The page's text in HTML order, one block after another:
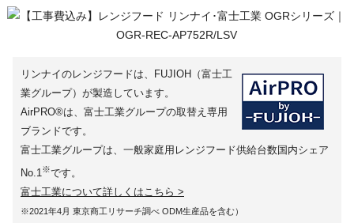
リンナイのレンジフードは、FUJIOH（富士工
業グループ）が製造しています。
AirPRO®は、富士工業グループの取替え専用
ブランドです。
富士工業グループは、一般家庭用レンジフード供給台数国内シェア
No.1 ※です。
富士工業について詳しくはこちら >
※2021年4月 東京商工リサーチ調べ ODM生産品を含む）